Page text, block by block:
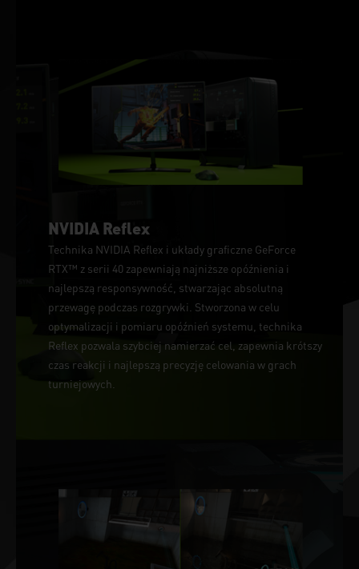
NVIDIA Reflex
Technika NVIDIA Reflex i układy graficzne GeForce
RTX™ z serii 40 zapewniają najniższe opóźnienia i
najlepszą responsywność, stwarzając absolutną
przewagę podczas rozgrywki. Stworzona w celu
optymalizacji i pomiaru opóźnień systemu, technika
Reflex pozwala szybciej namierzać cel, zapewnia krótszy
czas reakcji i najlepszą precyzję celowania w grach
turniejowych.